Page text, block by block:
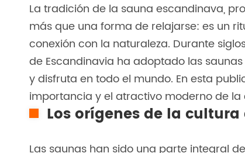
La tradición de la sauna escandinava,
más que una forma de relajarse: es un
conexión con la naturaleza. Durante
de Escandinavia ha adoptado las
y disfruta en todo el mundo. En esta
importancia y el atractivo moderno de
Los orígenes de la
Las saunas han sido una parte integral